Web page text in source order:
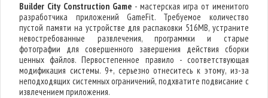
Builder City Construction Game - мастерская игра от именитого
разработчика приложений GameFit. Требуемое количество
пустой памяти на устройстве для распаковки 516MB, устраните
невостребованные развлечения, программки и старые
фотографии для совершенного завершения действия сборки
ценных файлов. Первостепенное правило - соответствующая
модификация системы. 9+, серьезно отнеситесь к этому, из-за
неподходящих системных ограничений, подхватите подвисание с
извлечением приложения.